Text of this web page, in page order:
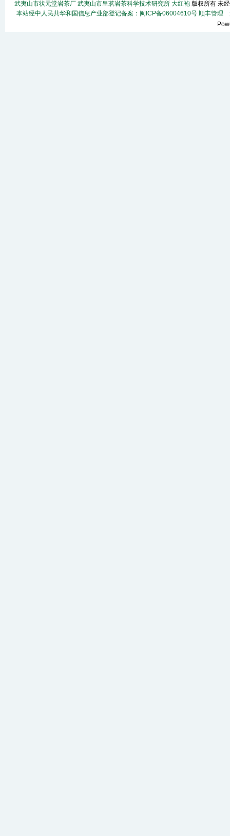
武夷山市状元堂岩茶厂 武夷山市皇茗岩茶科学技术研究所 大红袍 版权所有 未
本站经中人民共华和国信息产业部登记备案：闽ICP备06004610号 顺丰管理